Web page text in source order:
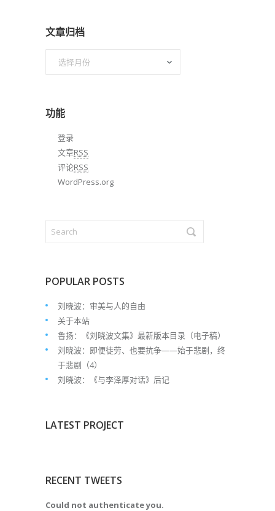
文章归档
功能
登录
文章RSS
评论RSS
WordPress.org
POPULAR POSTS
刘晓波：审美与人的自由
关于本站
鲁扬：《刘晓波文集》最新版本目录（电子稿）
刘晓波：即便徒劳、也要抗争——始于悲剧，终
于悲剧（4）
刘晓波：《与李泽厚对话》后记
LATEST PROJECT
RECENT TWEETS
Could not authenticate you.